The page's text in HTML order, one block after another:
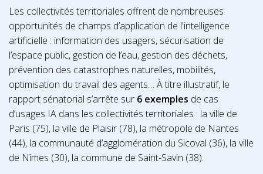
Les collectivités territoriales offrent de nombreuses
opportunités de champs d’application de l'intelligence
artificielle : information des usagers, sécurisation de
l’espace public, gestion de l’eau, gestion des déchets,
prévention des catastrophes naturelles, mobilités,
optimisation du travail des agents… À titre illustratif, le
rapport sénatorial s’arrête sur 6 exemples de cas
d’usages IA dans les collectivités territoriales : la ville de
Paris (75), la ville de Plaisir (78), la métropole de Nantes
(44), la communauté d’agglomération du Sicoval (36), la ville
de Nîmes (30), la commune de Saint-Savin (38).